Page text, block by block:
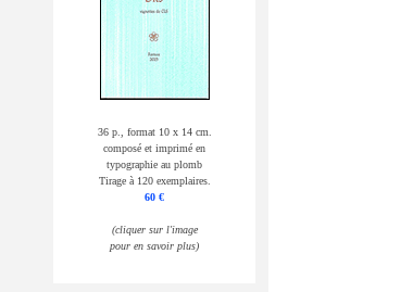
36 p., format 10 x 14 cm.
composé et imprimé en
typographie au plomb
Tirage à 120 exemplaires.
60 €
(cliquer sur l'image
pour en savoir plus)